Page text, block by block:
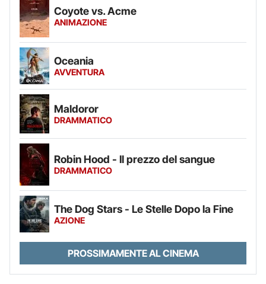
Coyote vs. Acme
ANIMAZIONE
Oceania
AVVENTURA
Maldoror
DRAMMATICO
Robin Hood - Il prezzo del sangue
DRAMMATICO
The Dog Stars - Le Stelle Dopo la Fine
AZIONE
PROSSIMAMENTE AL CINEMA